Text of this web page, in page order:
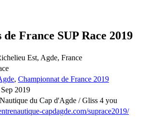
France SUP Race 2019
Est, Agde, France
, Championnat de France 2019
2019
du Cap d'Agde / Gliss 4 you
capdagde.com/suprace2019/